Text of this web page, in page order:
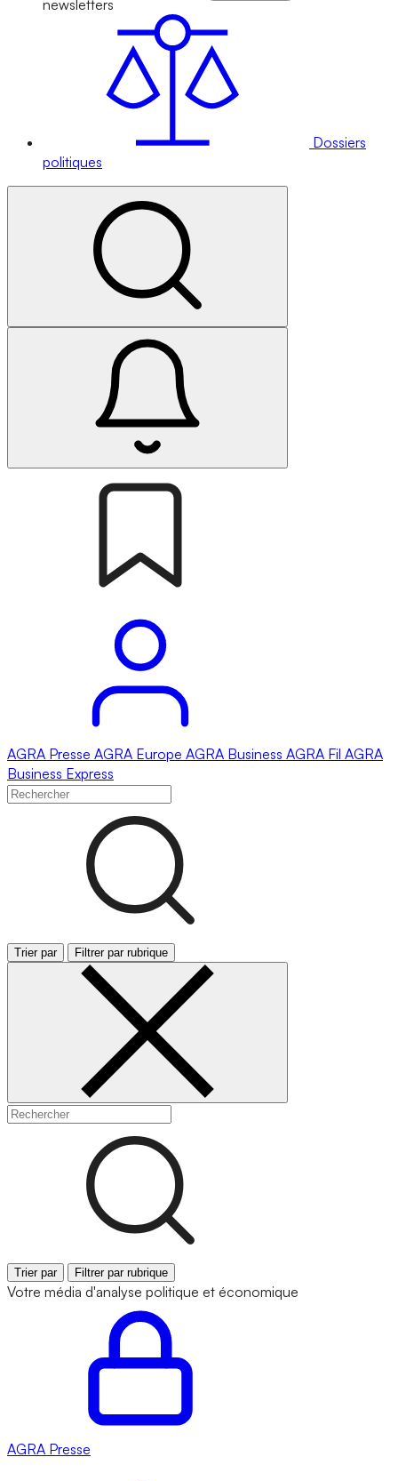
newsletters
Dossiers
politiques
AGRA Presse AGRA Europe AGRA Business AGRA Fil AGRA
Business Express
Trier par Filtrer par rubrique
Trier par Filtrer par rubrique
Votre média d'analyse politique et économique
AGRA Presse